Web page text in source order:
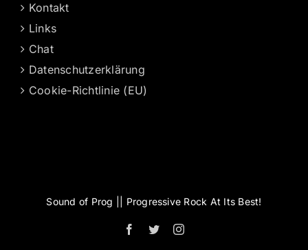
Kontakt
Links
Chat
Datenschutzerklärung
Cookie-Richtlinie (EU)
Sound of Prog || Progressive Rock At Its Best!
Facebook
TwitterInstagram